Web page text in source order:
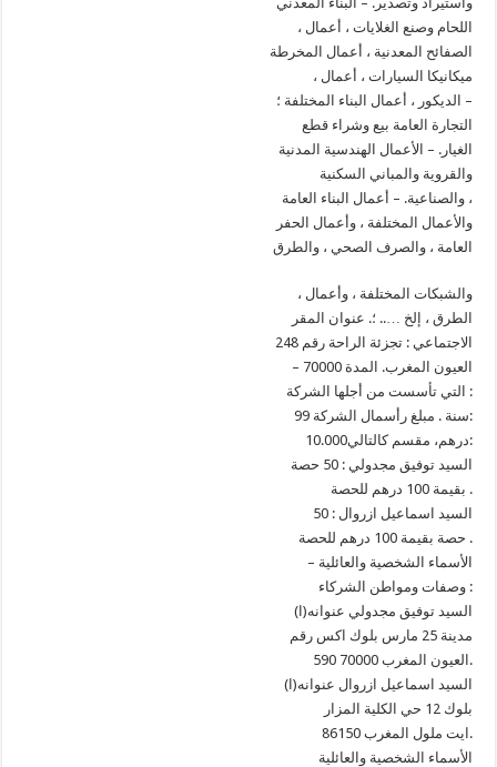
، اللحام وصنع الغلايات ، أعمال
الصفائح المعدنية ، أعمال المخرطة
، ميكانيكا السيارات ، أعمال
الديكور ، أعمال البناء المختلفة ؛ –
التجارة العامة بيع وشراء قطع
الغيار. – الأعمال الهندسية المدنية
والقروية والمباني السكنية
والصناعية. – أعمال البناء العامة ،
والأعمال المختلفة ، وأعمال الحفر
العامة ، والصرف الصحي ، والطرق
، والشبكات المختلفة ، وأعمال
الطرق ، إلخ ….. ؛. عنوان المقر
الاجتماعي : تجزئة الراحة رقم 248
– 70000 العيون المغرب. المدة
التي تأسست من أجلها الشركة :
99 سنة . مبلغ رأسمال الشركة:
10.000درهم، مقسم كالتالي:
السيد توفيق مجدولي : 50 حصة
بقيمة 100 درهم للحصة .
السيد اسماعيل ازروال : 50
حصة بقيمة 100 درهم للحصة .
– الأسماء الشخصية والعائلية
وصفات ومواطن الشركاء :
السيد توفيق مجدولي عنوانه(ا)
مدينة 25 مارس بلوك اكس رقم
590 70000 العيون المغرب.
السيد اسماعيل ازروال عنوانه(ا)
بلوك 12 حي الكلية المزار
86150 ايت ملول المغرب.
الأسماء الشخصية والعائلية